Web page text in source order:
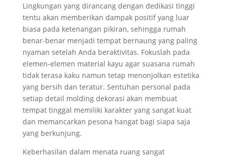
Lingkungan yang dirancang dengan dedikasi tinggi
tentu akan memberikan dampak positif yang luar
biasa pada ketenangan pikiran, sehingga rumah
benar-benar menjadi tempat bernaung yang paling
nyaman setelah Anda beraktivitas. Fokuslah pada
elemen-elemen material kayu agar suasana rumah
tidak terasa kaku namun tetap menonjolkan estetika
yang bersih dan teratur. Sentuhan personal pada
setiap detail molding dekorasi akan membuat
tempat tinggal memiliki karakter yang sangat kuat
dan memancarkan pesona hangat bagi siapa saja
yang berkunjung.
Keberhasilan dalam menata ruang sangat